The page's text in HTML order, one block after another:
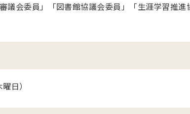
議会委員」「図書館協議会委員」「生涯学習推進
日）